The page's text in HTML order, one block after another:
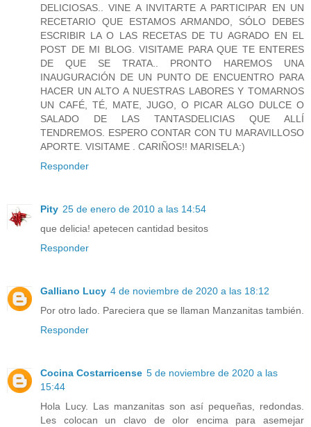
DELICIOSAS.. VINE A INVITARTE A PARTICIPAR EN UN
RECETARIO QUE ESTAMOS ARMANDO, SÓLO DEBES
ESCRIBIR LA O LAS RECETAS DE TU AGRADO EN EL
POST DE MI BLOG. VISITAME PARA QUE TE ENTERES
DE QUE SE TRATA.. PRONTO HAREMOS UNA
INAUGURACIÓN DE UN PUNTO DE ENCUENTRO PARA
HACER UN ALTO A NUESTRAS LABORES Y TOMARNOS
UN CAFÉ, TÉ, MATE, JUGO, O PICAR ALGO DULCE O
SALADO DE LAS TANTASDELICIAS QUE ALLÍ
TENDREMOS. ESPERO CONTAR CON TU MARAVILLOSO
APORTE. VISITAME . CARIÑOS!! MARISELA:)
Responder
Pity 25 de enero de 2010 a las 14:54
que delicia! apetecen cantidad besitos
Responder
Galliano Lucy 4 de noviembre de 2020 a las 18:12
Por otro lado. Pareciera que se llaman Manzanitas también.
Responder
Cocina Costarricense 5 de noviembre de 2020 a las
15:44
Hola Lucy. Las manzanitas son así pequeñas, redondas.
Les colocan un clavo de olor encima para asemejar